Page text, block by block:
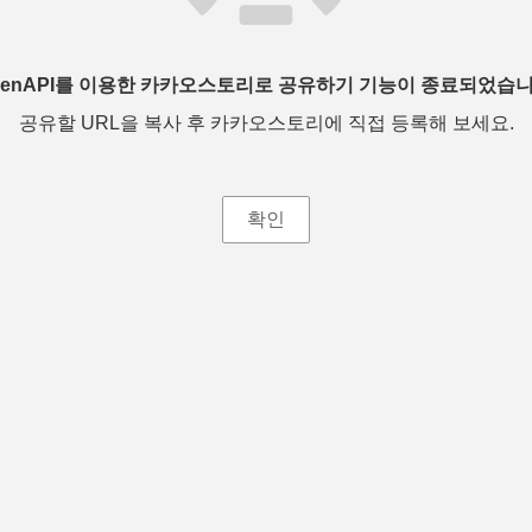
를 이용한 카카오스토리로 공유하기 기능이 종료되었습
공유할 URL을 복사 후 카카오스토리에 직접 등록해 보세요.
확인